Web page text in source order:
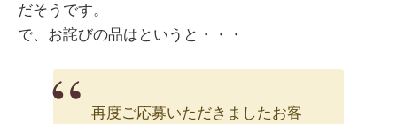
だそうです。
で、お詫びの品はというと・・・
再度ご応募いただきましたお客